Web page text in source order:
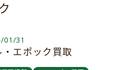
01/31
・エポック買取